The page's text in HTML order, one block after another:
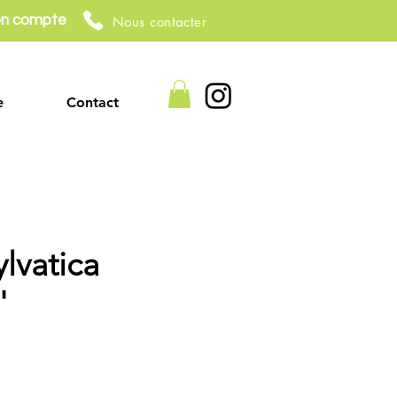
compte Nous contacter
Contact